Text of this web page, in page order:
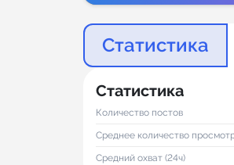
Статистика
Статистика
Количество постов
Среднее количество
Средний охват (24ч)